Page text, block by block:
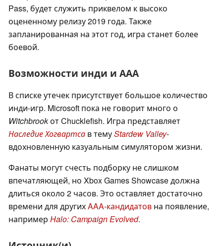
Pass, будет служить приквелом к высоко
оцененному релизу 2019 года. Также
запланированная на этот год, игра станет более
боевой.
Возможности инди и ААА
В списке утечек присутствует большое количество
инди-игр. Microsoft пока не говорит много о
Witchbrookот Chucklefish. Игра представляет
Наследие Хогвартса в темуStardew Valley-
вдохновленную казуальным симулятором жизни.
Фанаты могут счесть подборку не слишком
впечатляющей, но Xbox Games Showcase должна
длиться около 2 часов. Это оставляет достаточно
времени для другихAAA-кандидатов на появление,
например Halo: Campaign Evolved.